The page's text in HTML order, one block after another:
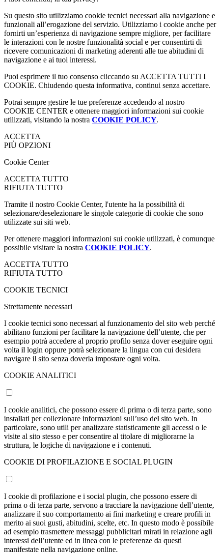
Su questo sito utilizziamo cookie tecnici necessari alla navigazione e
funzionali all’erogazione del servizio. Utilizziamo i cookie anche per
fornirti un’esperienza di navigazione sempre migliore, per facilitare
le interazioni con le nostre funzionalità social e per consentirti di
ricevere comunicazioni di marketing aderenti alle tue abitudini di
navigazione e ai tuoi interessi.
Puoi esprimere il tuo consenso cliccando su ACCETTA TUTTI I
COOKIE. Chiudendo questa informativa, continui senza accettare.
Potrai sempre gestire le tue preferenze accedendo al nostro
COOKIE CENTER e ottenere maggiori informazioni sui cookie
utilizzati, visitando la nostra COOKIE POLICY.
ACCETTA
PIÙ OPZIONI
Cookie Center
ACCETTA TUTTO
RIFIUTA TUTTO
Tramite il nostro Cookie Center, l'utente ha la possibilità di
selezionare/deselezionare le singole categorie di cookie che sono
utilizzate sui siti web.
Per ottenere maggiori informazioni sui cookie utilizzati, è comunque
possibile visitare la nostra COOKIE POLICY.
ACCETTA TUTTO
RIFIUTA TUTTO
COOKIE TECNICI
Strettamente necessari
I cookie tecnici sono necessari al funzionamento del sito web perché
abilitano funzioni per facilitare la navigazione dell’utente, che per
esempio potrà accedere al proprio profilo senza dover eseguire ogni
volta il login oppure potrà selezionare la lingua con cui desidera
navigare il sito senza doverla impostare ogni volta.
COOKIE ANALITICI
I cookie analitici, che possono essere di prima o di terza parte, sono
installati per collezionare informazioni sull’uso del sito web. In
particolare, sono utili per analizzare statisticamente gli accessi o le
visite al sito stesso e per consentire al titolare di migliorarne la
struttura, le logiche di navigazione e i contenuti.
COOKIE DI PROFILAZIONE E SOCIAL PLUGIN
I cookie di profilazione e i social plugin, che possono essere di
prima o di terza parte, servono a tracciare la navigazione dell’utente,
analizzare il suo comportamento ai fini marketing e creare profili in
merito ai suoi gusti, abitudini, scelte, etc. In questo modo è possibile
ad esempio trasmettere messaggi pubblicitari mirati in relazione agli
interessi dell’utente ed in linea con le preferenze da questi
manifestate nella navigazione online.